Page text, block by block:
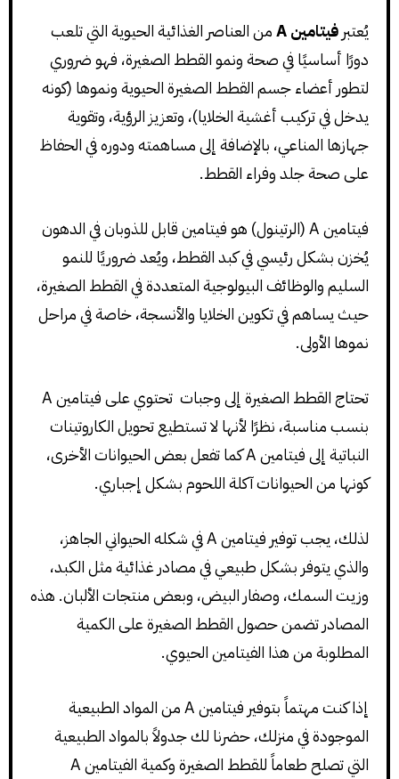
يُعتبر فيتامين A
من العناصر الغذائية الحيوية التي تلعب
دورًا أساسيًا في صحة ونمو القطط الصغيرة، فهو ضروري
لتطور أعضاء جسم القطط الصغيرة الحيوية ونموها (كونه
يدخل في تركيب أغشية الخلايا)، وتعزيز الرؤية، وتقوية
جهازها المناعي، بالإضافة إلى مساهمته ودوره في الحفاظ
على صحة جلد وفراء القطط.
فيتامين A (الرتينول) هو فيتامين قابل للذوبان في الدهون
يُخزن بشكل رئيسي في كبد القطط، ويُعد ضروريًا للنمو
السليم والوظائف البيولوجية المتعددة في القطط الصغيرة،
حيث يساهم في تكوين الخلايا والأنسجة، خاصة في مراحل
نموها الأولى.
تحتاج القطط الصغيرة إلى وجبات تحتوي على فيتامين A
بنسب مناسبة، نظرًا لأنها لا تستطيع تحويل الكاروتينات
النباتية إلى فيتامين A كما تفعل بعض الحيوانات الأخرى،
كونها من الحيوانات آكلة اللحوم بشكل إجباري.
لذلك، يجب توفير فيتامين A في شكله الحيواني الجاهز،
والذي يتوفر بشكل طبيعي في مصادر غذائية مثل الكبد،
وزيت السمك، وصفار البيض، وبعض منتجات الألبان. هذه
المصادر تضمن حصول القطط الصغيرة على الكمية
المطلوبة من هذا الفيتامين الحيوي.
إذا كنت مهتماً بتوفير فيتامين A من المواد الطبيعية
الموجودة في منزلك، حضرنا لك جدولاً بالمواد الطبيعية
التي تصلح طعاماً للقطط الصغيرة وكمية الفيتامين A